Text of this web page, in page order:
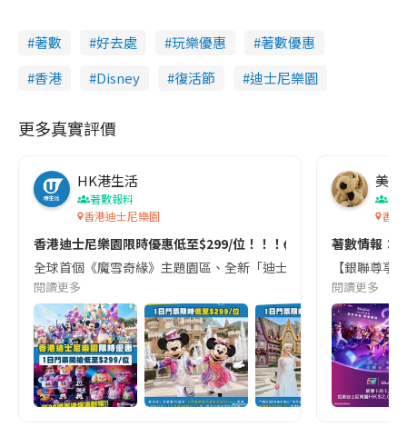
著數 好去處 玩樂優惠
著數優惠
香港
Disney 復活節 迪士尼樂園
更多真實評價
HK港生活
著數報料
香港迪士尼樂園
香港迪士尼樂園限時優惠低至$299/位！！！😱😱😱
全球首個《魔雪奇緣》主題園區、全新「迪士尼好友巡遊派對」
閱讀更多
美食
著
香港
著數情報：
【銀聯尊
閱讀更多